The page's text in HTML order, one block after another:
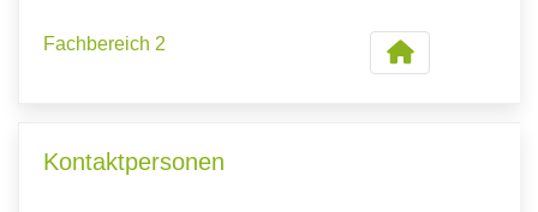
Fachbereich 2
Kontaktpersonen